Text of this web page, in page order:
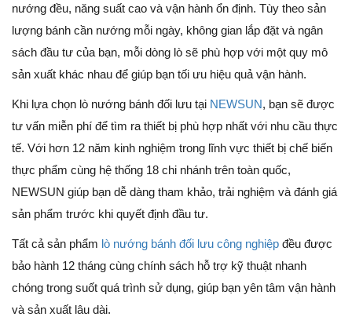
nướng đều, năng suất cao và vận hành ổn định. Tùy theo sản
lượng bánh cần nướng mỗi ngày, không gian lắp đặt và ngân
sách đầu tư của bạn, mỗi dòng lò sẽ phù hợp với một quy mô
sản xuất khác nhau để giúp bạn tối ưu hiệu quả vận hành.
Khi lựa chọn lò nướng bánh đối lưu tại NEWSUN, bạn sẽ được
tư vấn miễn phí để tìm ra thiết bị phù hợp nhất với nhu cầu thực
tế. Với hơn 12 năm kinh nghiệm trong lĩnh vực thiết bị chế biến
thực phẩm cùng hệ thống 18 chi nhánh trên toàn quốc,
NEWSUN giúp bạn dễ dàng tham khảo, trải nghiệm và đánh giá
sản phẩm trước khi quyết định đầu tư.
Tất cả sản phẩm lò nướng bánh đối lưu công nghiệp đều được
bảo hành 12 tháng cùng chính sách hỗ trợ kỹ thuật nhanh
chóng trong suốt quá trình sử dụng, giúp bạn yên tâm vận hành
và sản xuất lâu dài.